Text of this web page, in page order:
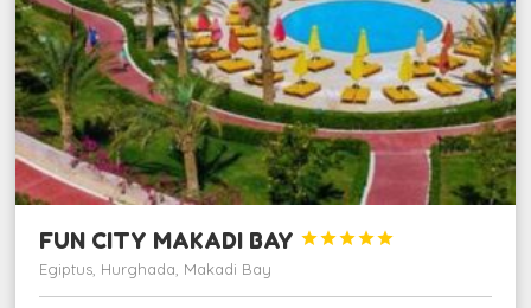
FUN CITY MAKADI BAY 




Egiptus, Hurghada, Makadi Bay